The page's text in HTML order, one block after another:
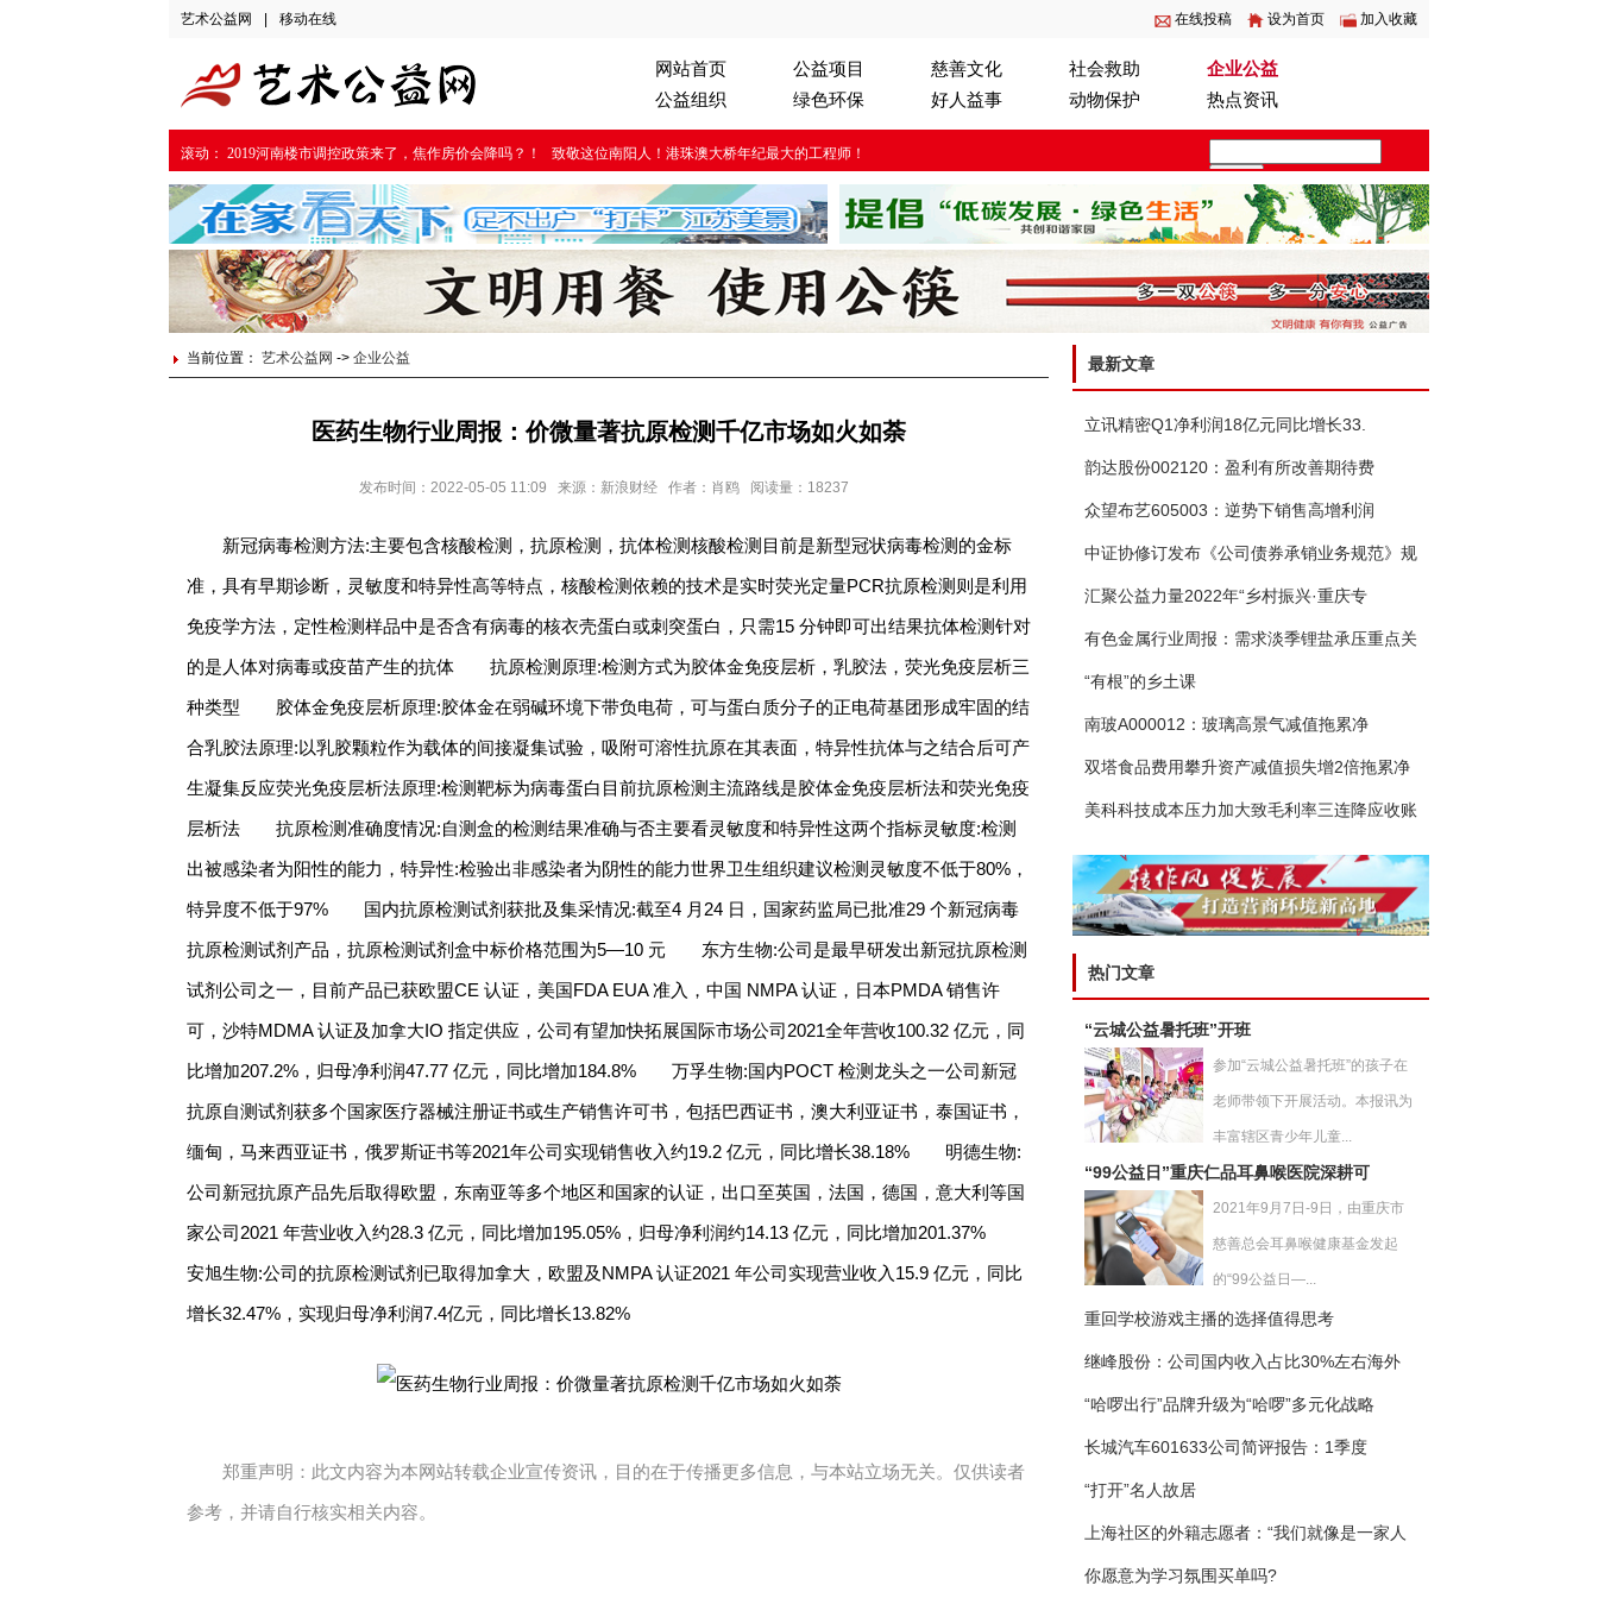
艺术公益网 移动在线 在线投稿 设为首页 加入收藏
网站首页 公益项目 慈善文化 社会救助
企业公益
公益组织
绿色环保 好人益事 动物保护 热点资讯
滚动： 2019河南楼市调控政策来了，焦作房价会降吗？！ 致敬这位南阳人！港珠澳大桥年纪最大的工程师！
当前位置： 艺术公益网 -> 企业公益
医药生物行业周报：价微量著抗原检测千亿市场如火如荼
发布时间：2022-05-05 11:09 来源：新浪财经 作者：肖鸥 阅读量：18237
新冠病毒检测方法:主要包含核酸检测，抗原检测，抗体检测核酸检测目前是新型冠状病毒检测的金标
准，具有早期诊断，灵敏度和特异性高等特点，核酸检测依赖的技术是实时荧光定量PCR抗原检测则是利用
免疫学方法，定性检测样品中是否含有病毒的核衣壳蛋白或刺突蛋白，只需15 分钟即可出结果抗体检测针对
的是人体对病毒或疫苗产生的抗体 抗原检测原理:检测方式为胶体金免疫层析，乳胶法，荧光免疫层析三
种类型 胶体金免疫层析原理:胶体金在弱碱环境下带负电荷，可与蛋白质分子的正电荷基团形成牢固的结
合乳胶法原理:以乳胶颗粒作为载体的间接凝集试验，吸附可溶性抗原在其表面，特异性抗体与之结合后可产
生凝集反应荧光免疫层析法原理:检测靶标为病毒蛋白目前抗原检测主流路线是胶体金免疫层析法和荧光免疫
层析法 抗原检测准确度情况:自测盒的检测结果准确与否主要看灵敏度和特异性这两个指标灵敏度:检测
出被感染者为阳性的能力，特异性:检验出非感染者为阴性的能力世界卫生组织建议检测灵敏度不低于80%，
特异度不低于97% 国内抗原检测试剂获批及集采情况:截至4 月24 日，国家药监局已批准29 个新冠病毒
抗原检测试剂产品，抗原检测试剂盒中标价格范围为5—10 元 东方生物:公司是最早研发出新冠抗原检测
试剂公司之一，目前产品已获欧盟CE 认证，美国FDA EUA 准入，中国 NMPA 认证，日本PMDA 销售许
可，沙特MDMA 认证及加拿大IO 指定供应，公司有望加快拓展国际市场公司2021全年营收100.32 亿元，同
比增加207.2%，归母净利润47.77 亿元，同比增加184.8% 万孚生物:国内POCT 检测龙头之一公司新冠
抗原自测试剂获多个国家医疗器械注册证书或生产销售许可书，包括巴西证书，澳大利亚证书，泰国证书，
缅甸，马来西亚证书，俄罗斯证书等2021年公司实现销售收入约19.2 亿元，同比增长38.18% 明德生物:
公司新冠抗原产品先后取得欧盟，东南亚等多个地区和国家的认证，出口至英国，法国，德国，意大利等国
家公司2021 年营业收入约28.3 亿元，同比增加195.05%，归母净利润约14.13 亿元，同比增加201.37%
安旭生物:公司的抗原检测试剂已取得加拿大，欧盟及NMPA 认证2021 年公司实现营业收入15.9 亿元，同比
增长32.47%，实现归母净利润7.4亿元，同比增长13.82%
郑重声明：此文内容为本网站转载企业宣传资讯，目的在于传播更多信息，与本站立场无关。仅供读者
参考，并请自行核实相关内容。
最新文章
立讯精密Q1净利润18亿元同比增长33.
韵达股份002120：盈利有所改善期待费
众望布艺605003：逆势下销售高增利润
中证协修订发布《公司债券承销业务规范》规
汇聚公益力量2022年“乡村振兴·重庆专
有色金属行业周报：需求淡季锂盐承压重点关
“有根”的乡土课
南玻A000012：玻璃高景气减值拖累净
双塔食品费用攀升资产减值损失增2倍拖累净
美科科技成本压力加大致毛利率三连降应收账
热门文章
“云城公益暑托班”开班
参加“云城公益暑托班”的孩子在
老师带领下开展活动。本报讯为
丰富辖区青少年儿童...
“99公益日”重庆仁品耳鼻喉医院深耕可
2021年9月7日-9日，由重庆市
慈善总会耳鼻喉健康基金发起
的“99公益日—...
重回学校游戏主播的选择值得思考
继峰股份：公司国内收入占比30%左右海外
“哈啰出行”品牌升级为“哈啰”多元化战略
长城汽车601633公司简评报告：1季度
“打开”名人故居
上海社区的外籍志愿者：“我们就像是一家人
你愿意为学习氛围买单吗?